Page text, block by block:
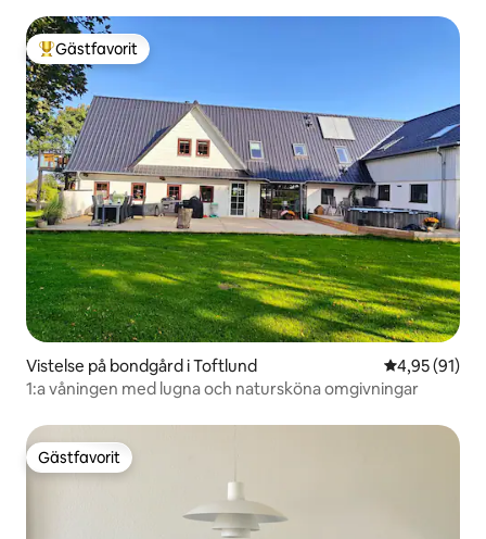
Populär gästfavorit
Gästfavorit
Vistelse på bondgård i Toftlund 4,95 av 5 i
4,95 (91)
1:a våningen med lugna och natursköna omgivningar
Gästfavorit
Gästfavorit